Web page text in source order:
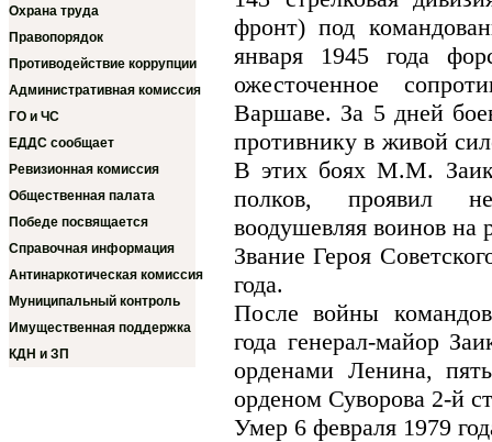
Охрана труда
Правопорядок
Противодействие коррупции
Административная комиссия
ГО и ЧС
ЕДДС сообщает
Ревизионная комиссия
Общественная палата
Победе посвящается
Справочная информация
Антинаркотическая комиссия
Муниципальный контроль
Имущественная поддержка
КДН и ЗП
фронт) под
января 1945 года
ожесточенное
Варшаве. За 5 дней
противнику в живой
В этих боях М.М.
полков, проявил
воодушевляя воинов на
Звание Героя
года.
После войны
года генерал-майор
орденами Ленина,
орденом Суворова 2-й
Умер 6 февраля 1979